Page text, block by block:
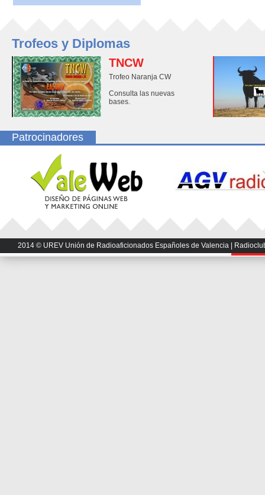
Trofeos y Diplomas
TNCW
Trofeo Naranja CW
Consulta las nuevas
bases.
Patrocinadores
2014 © UREV Unión de Radioaficionados Españoles de Valencia |